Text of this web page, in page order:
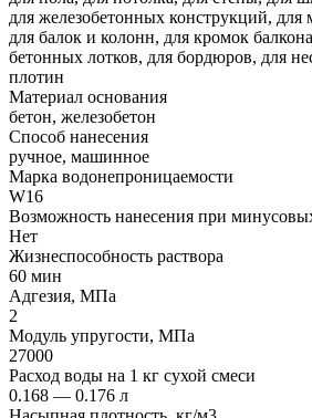
для железобетонных конструкций, для
для балок и колонн, для кромок
бетонных лотков, для бордюров, для
плотин
Материал основания
бетон, железобетон
Способ нанесения
ручное, машинное
Марка водонепроницаемости
W16
Возможность нанесения при
Нет
Жизнеспособность раствора
60 мин
Адгезия, МПа
2
Модуль упругости, МПа
27000
Расход воды на 1 кг сухой смеси
0.168 — 0.176 л